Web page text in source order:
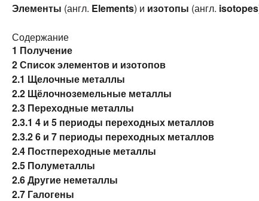
Элементы (англ. Elements) и изотопы (англ. isotopes
Содержание
1 Получение
2Список элементов и изотопов
2.1 Щелочные металлы
2.2 Щёлочноземельные металлы
2.3 Переходные металлы
2.3.1 4 и 5 периоды переходных металлов
2.3.26 и 7 периоды переходных металлов
2.4 Постпереходные металлы
2.5 Полуметаллы
2.6Другие неметаллы
2.7 Галогены